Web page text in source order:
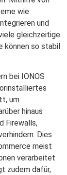
wie
und
gleichzeitige
können so stabil
bei IONOS
um
hinaus
Firewalls,
Dies
meist
verarbeitet
zudem dafür,